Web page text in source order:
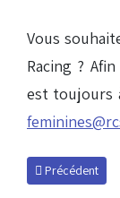
Vous
Racing ?
est toujours
Article
Précédent